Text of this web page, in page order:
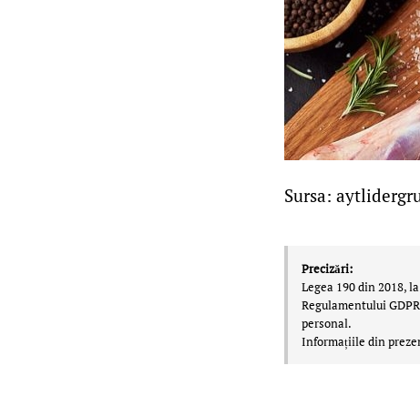
Sursa:
Precizări:
Legea 190 din 2018,
Regulamentului
personal.
Informațiile din